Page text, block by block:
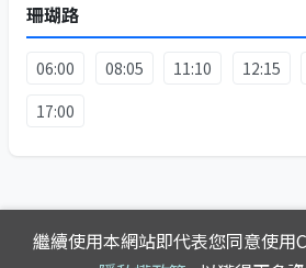
珊瑚路
06:00 08:05 11:10 12:15
17:00
繼續使用本網站即代表您同意使用